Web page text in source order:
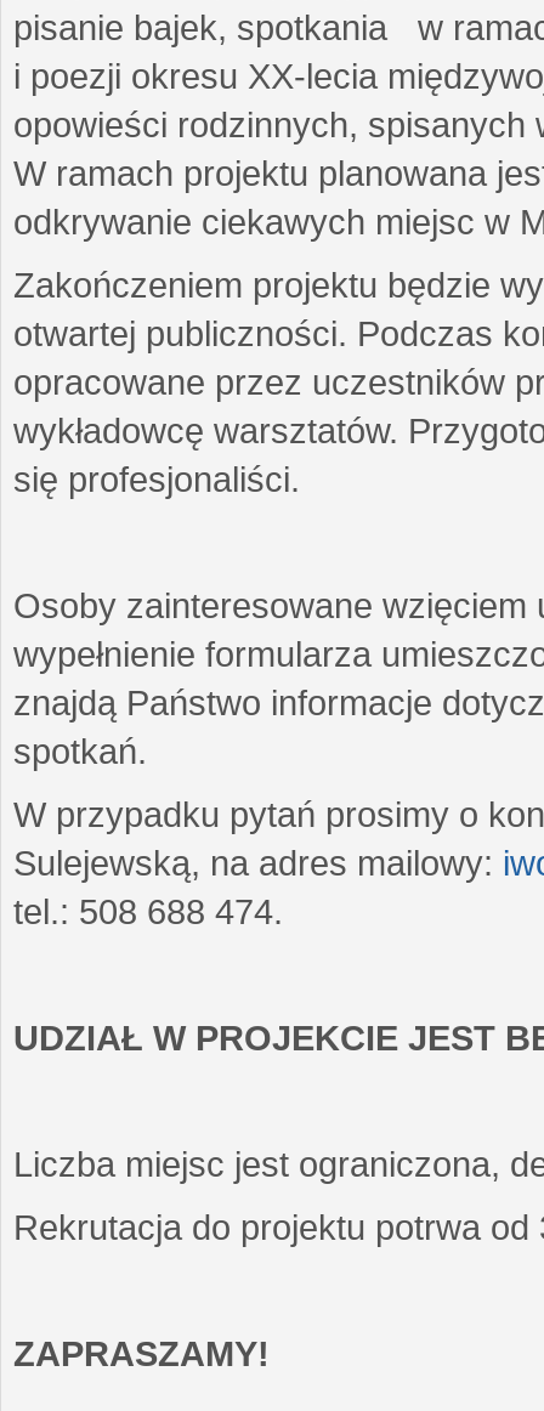
pisanie bajek, spotkania w
i poezji okresu XX-lecia
opowieści rodzinnych,
W ramach projektu planowana
odkrywanie ciekawych miejsc w
Zakończeniem projektu będzie
otwartej publiczności. Podczas
opracowane przez uczestników
wykładowcę warsztatów.
się profesjonaliści.
Osoby zainteresowane wzięciem
wypełnienie formularza
znajdą Państwo informacje
spotkań.
W przypadku pytań prosimy o
Sulejewską, na adres mailowy:
tel.: 508 688 474.
UDZIAŁ W PROJEKCIE JEST
Liczba miejsc jest ograniczona,
Rekrutacja do projektu potrwa
ZAPRASZAMY!